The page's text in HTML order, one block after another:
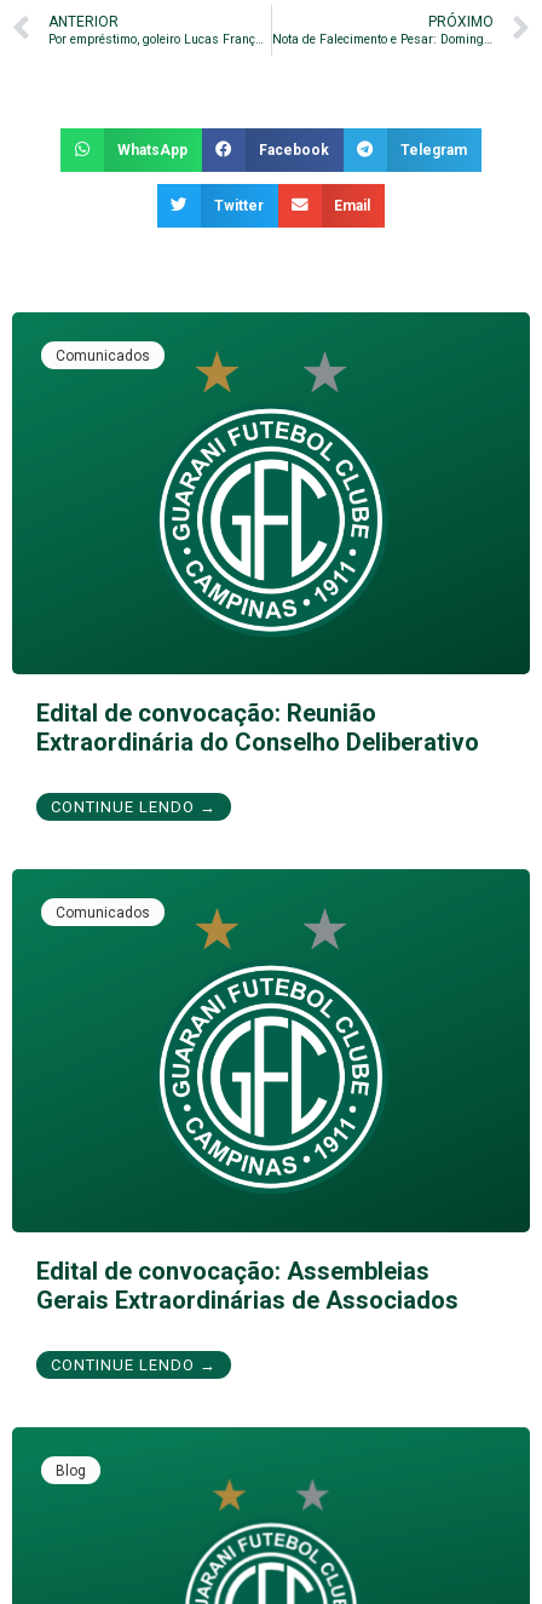
ANTERIOR
Por empréstimo, goleiro Lucas França chega para a Série B
PRÓXIMO
Nota de Falecimento e Pesar: Domingos da Silva (Mingo)
WhatsApp Facebook Telegram
Twitter Email
Comunicados
Edital de convocação: Reunião
Extraordinária do Conselho Deliberativo
CONTINUE LENDO →
Comunicados
Edital de convocação: Assembleias
Gerais Extraordinárias de Associados
CONTINUE LENDO →
Blog